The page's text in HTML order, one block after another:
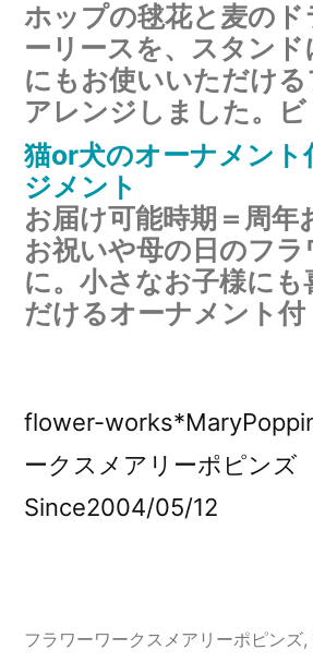
ホップの毬花と麦のド
ーリースを、スタンド
にもお使いいただけ
アレンジしました。
猫or犬のオーナメント
ジメント
お届け可能時期＝周年
お祝いや母の日のフラ
に。小さなお子様にも
だけるオーナメント
flower-
ークスメアリーポピンズ
Since2004/05/12
フラワーワークスメアリーポピンズ,